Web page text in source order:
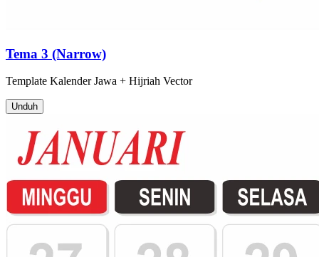
Tema 3 (Narrow)
Template Kalender Jawa + Hijriah Vector
Unduh